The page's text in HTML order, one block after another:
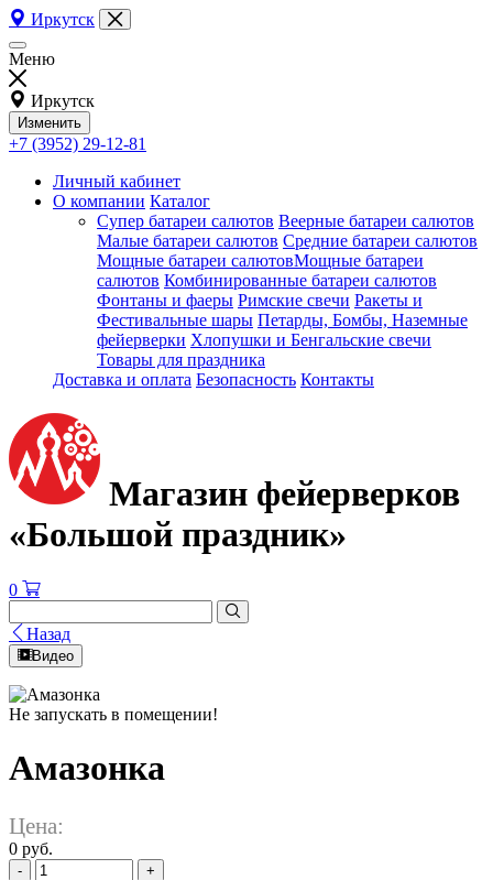
Иркутск
Меню
Иркутск
Изменить
+7 (3952) 29-12-81
Личный кабинет
О компании Каталог
Супер батареи салютов Веерные батареи салютов
Малые батареи салютов Средние батареи салютов
Мощные батареи салютовМощные батареи
салютов Комбинированные батареи салютов
Фонтаны и фаеры Римские свечи Ракеты и
Фестивальные шары Петарды, Бомбы, Наземные
фейерверки Хлопушки и Бенгальские свечи
Товары для праздника
Доставка и оплата Безопасность Контакты
Магазин фейерверков
«Большой праздник»
0
Назад
Видео
Не запускать в помещении!
Амазонка
Цена:
0 руб.
- +